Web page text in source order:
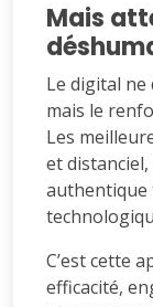
Mais
Le digital
mais le
Les
et
authentique
C’est cette
efficacité,